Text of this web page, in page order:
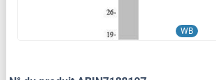
WB